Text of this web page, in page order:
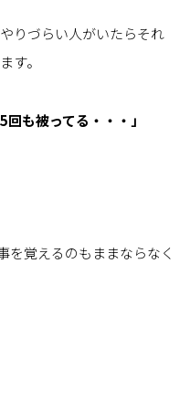
りづらい人がいたらそれ
す。
回も被ってる・・・」
を覚えるのもままならなく